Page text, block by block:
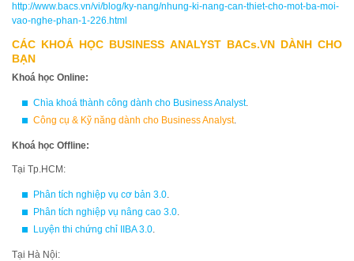
http://www.bacs.vn/vi/blog/ky-nang/nhung-ki-nang-can-thiet-cho-mot-ba-moi-
vao-nghe-phan-1-226.html
CÁC KHOÁ HỌC BUSINESS ANALYST BACs.VN DÀNH CHO
BẠN
Khoá học Online:
Chìa khoá thành công dành cho Business Analyst.
Công cụ & Kỹ năng dành cho Business Analyst.
Khoá học Offline:
Tại Tp.HCM:
Phân tích nghiệp vụ cơ bản 3.0.
Phân tích nghiệp vụ nâng cao 3.0.
Luyện thi chứng chỉ IIBA 3.0.
Tại Hà Nội: